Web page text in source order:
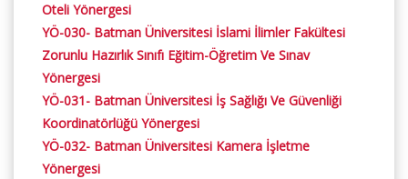
Oteli Yönergesi
YÖ-030- Batman Üniversitesi İslami İlimler Fakültesi
Zorunlu Hazırlık Sınıfı Eğitim-Öğretim Ve Sınav
Yönergesi
YÖ-031- Batman Üniversitesi İş Sağlığı Ve Güvenliği
Koordinatörlüğü Yönergesi
YÖ-032- Batman Üniversitesi Kamera İşletme
Yönergesi